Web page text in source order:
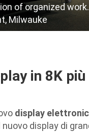
of organized
Milwauke
in 8K
display
nuovo display di